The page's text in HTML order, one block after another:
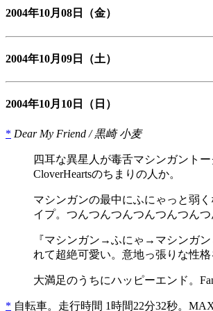
2004年10月08日 （金）
2004年10月09日 （土）
2004年10月10日 （日）
* Dear My Friend / 黒崎 小麦
四耳な異星人が毒舌マシンガント
CloverHeartsのちまりの人か。
マシンガンの最中にふにゃっと弱
イプ。つんつんつんつんつんつん
『マシンガン→ふにゃ→マシンガ
れて超絶可愛い。意地っ張りな性
大満足のうちにハッピーエンド。
* 自転車。走行時間 1時間22分32秒。